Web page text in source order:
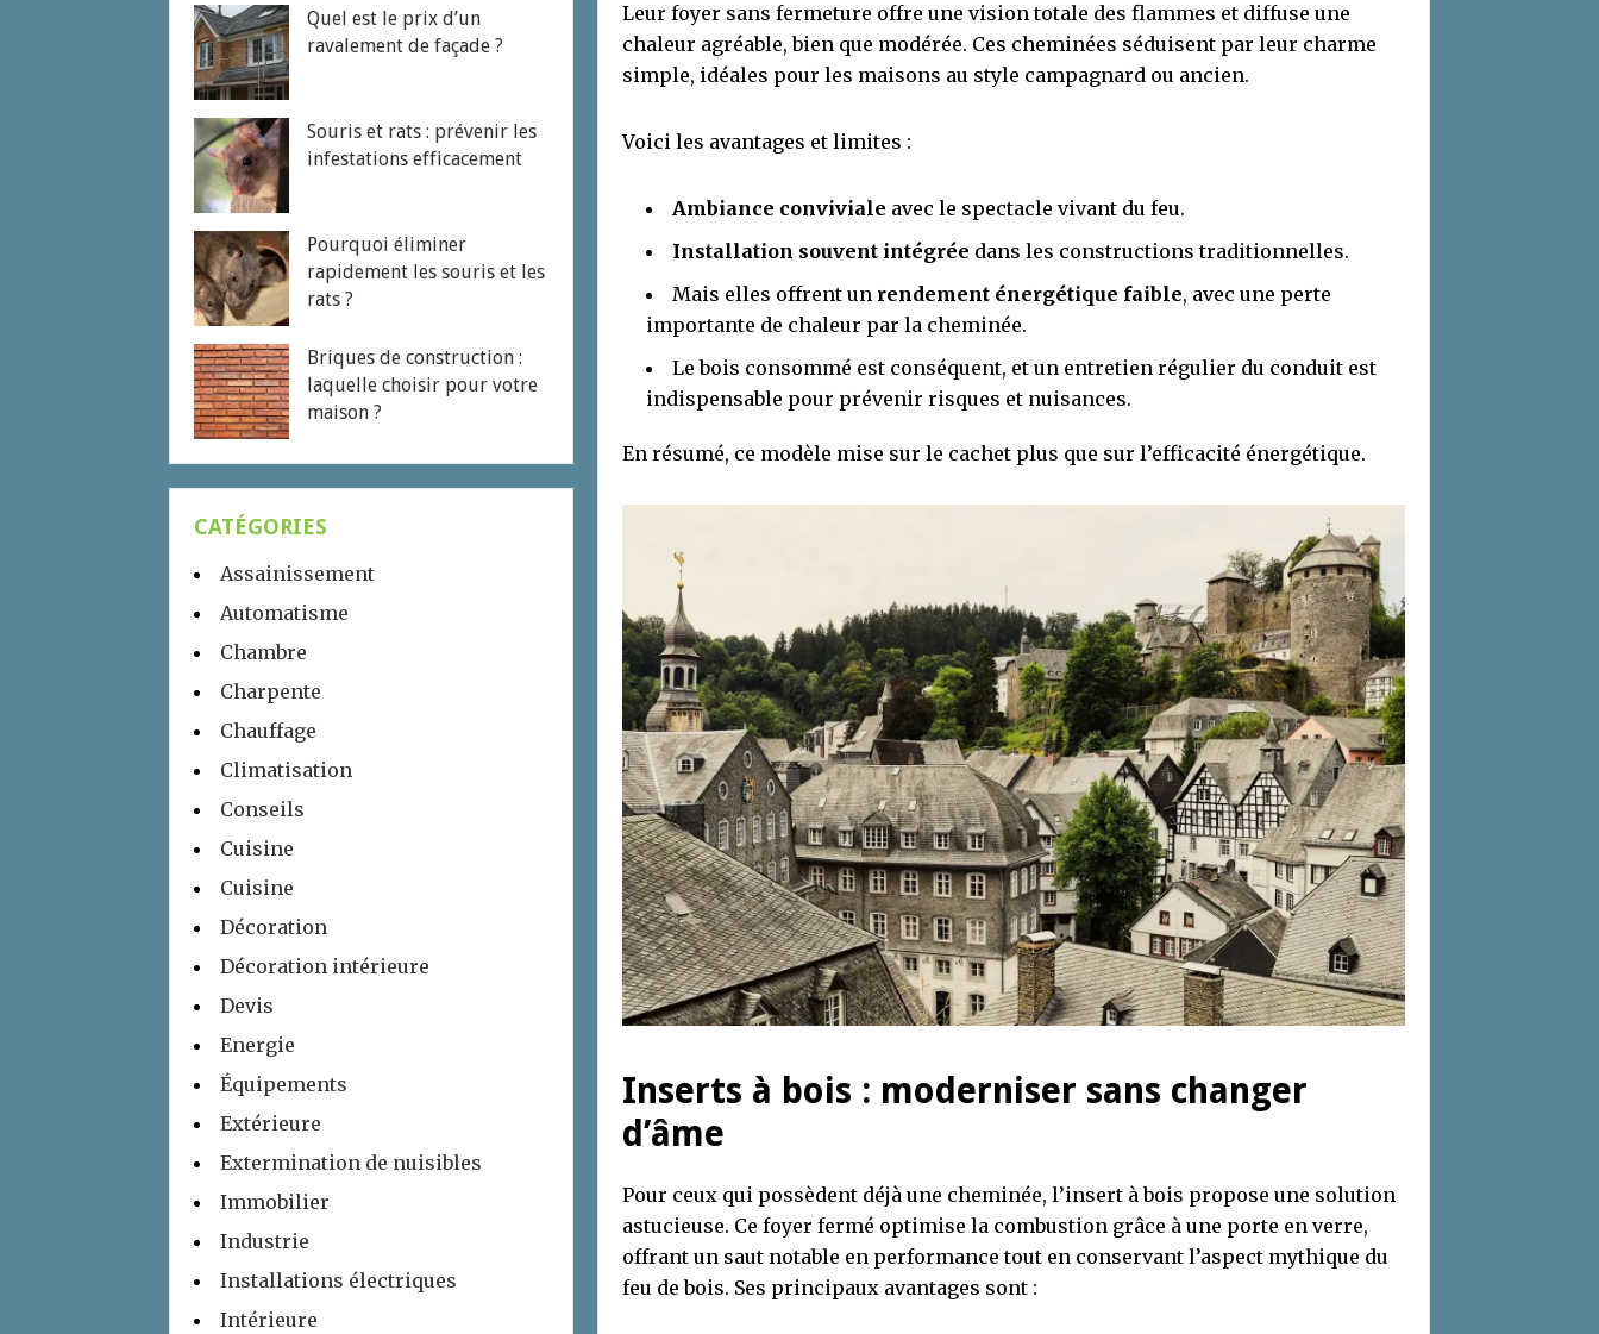
Leur foyer sans fermeture offre une vision totale des flammes et diffuse une
chaleur agréable, bien que modérée. Ces cheminées séduisent par leur charme
simple, idéales pour les maisons au style campagnard ou ancien.
Voici les avantages et limites :
Ambiance conviviale avec le spectacle vivant du feu.
Installation souvent intégrée dans les constructions traditionnelles.
Mais elles offrent un rendement énergétique faible, avec une perte
importante de chaleur par la cheminée.
Le bois consommé est conséquent, et un entretien régulier du conduit est
indispensable pour prévenir risques et nuisances.
En résumé, ce modèle mise sur le cachet plus que sur l’efficacité énergétique.
Inserts à bois : moderniser sans changer
d’âme
Pour ceux qui possèdent déjà une cheminée, l’insert à bois propose une solution
astucieuse. Ce foyer fermé optimise la combustion grâce à une porte en verre,
offrant un saut notable en performance tout en conservant l’aspect mythique du
feu de bois. Ses principaux avantages sont :
Quel est le prix d’un
ravalement de façade ?
Souris et rats : prévenir les
infestations efficacement
Pourquoi éliminer
rapidement les souris et les
rats ?
Briques de construction :
laquelle choisir pour votre
maison ?
CATÉGORIES
Assainissement
Automatisme
Chambre
Charpente
Chauffage
Climatisation
Conseils
Cuisine
Cuisine
Décoration
Décoration intérieure
Devis
Energie
Équipements
Extérieure
Extermination de nuisibles
Immobilier
Industrie
Installations électriques
Intérieure